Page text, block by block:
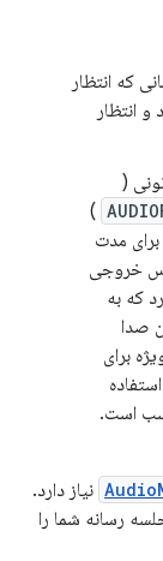
که انتظار
انتظار
(
)
برای مدت
خروجی
که به
صدا
برای
است.
نیاز دارد.
رسانه شما را